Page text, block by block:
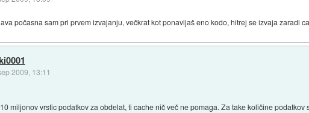
počasna sam pri prvem izvajanju, večkrat kot ponavljaš eno kodo, hitrej se izvaja zaradi
2009, 13:11
miljonov vrstic podatkov za obdelat, ti cache nič več ne pomaga. Za take količine podatkov